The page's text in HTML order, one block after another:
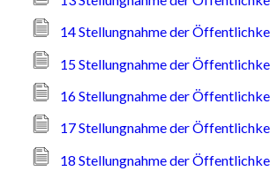
14 Stellungnahme der
15 Stellungnahme der
16 Stellungnahme der
17 Stellungnahme der
18 Stellungnahme der